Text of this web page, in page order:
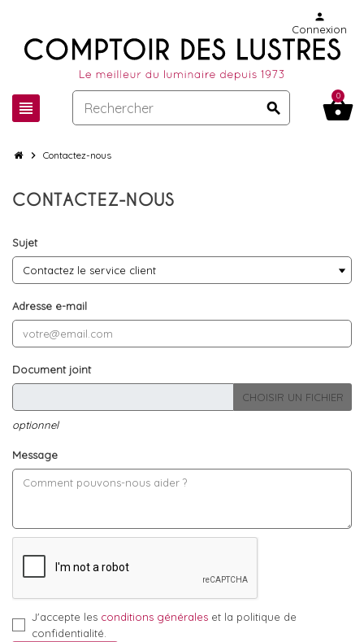
view_headline search
person
Connexion
shopping_basket
0
chevron_right Contactez-nous
CONTACTEZ-NOUS
Sujet
Adresse e-mail
Document joint
CHOISIR UN FICHIER
optionnel
Message
J'accepte les conditions générales et la politique de
confidentialité.